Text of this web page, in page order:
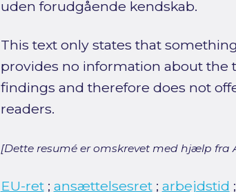
uden forudgående kendskab.
This text only states that
provides no information about the
findings and therefore does not
readers.
[Dette resumé er omskrevet med hjælp fra
EU-ret; ansættelsesret; arbejdstid ;